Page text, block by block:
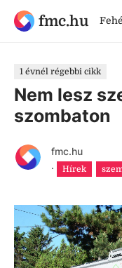
fmc.hu
1 évnél régebbi cikk
Nem lesz
szombaton
fmc.hu
·
Hírek